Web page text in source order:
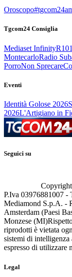
Oroscopo
Tgcom24 Consiglia
Mediaset InfinityR101
MontecarloRadio
PorroNon Sprecare
Eventi
Identità Golose 2026
2026L'Artigiano in
Seguici su
P.Iva 03976881007 -
Mediamond S.p.A. -
Amsterdam (Paesi
Monzese (MI)
riprodotti è vietata
sistemi di
espresso di utilizzare
Legal